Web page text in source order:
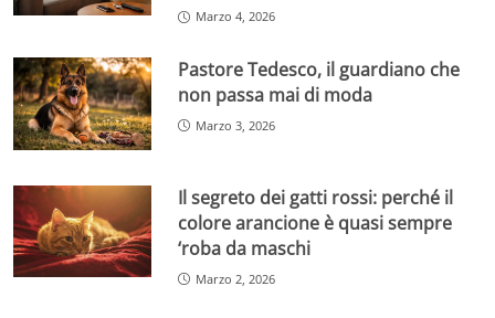
Marzo 4, 2026
Pastore Tedesco, il guardiano che
non passa mai di moda
Marzo 3, 2026
Il segreto dei gatti rossi: perché il
colore arancione è quasi sempre
‘roba da maschi
Marzo 2, 2026